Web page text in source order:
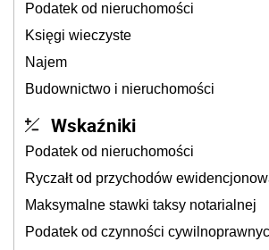
Podatek od nieruchomości
Księgi wieczyste
Najem
Budownictwo i nieruchomości
Wskaźniki
Podatek od nieruchomości
Ryczałt od przychodów
Maksymalne stawki taksy notarialnej
Podatek od czynności